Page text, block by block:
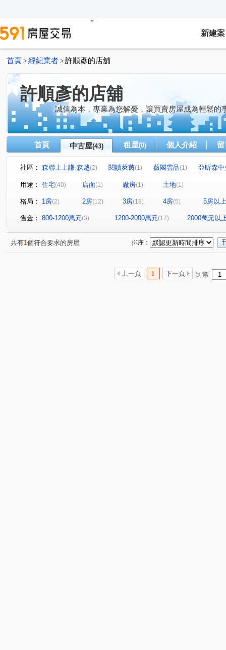
新建案
首頁 > 經紀業者 > 許順彥的店舖
許順彥的店舖
誠信為本，專業為您解憂，讓買賣房屋成為輕鬆的
首頁 中古屋(43) 租屋(0) 個人介紹
社區： 森聯上上謙-森越(2) 閱讀萊茵(1) 薇閣雲品(1)
亞昕森中
法國之星
薇瓦第 新東方花園
麗寶快樂家 巴黎香頌 (1) 法國四季(1) Classy Home
合遠新天地(1) 大耀首璽(1) 春城麗池(1) 城中大璽(1)
芳彬家華廈區(1) 晴空樹(1) 晴空樹(1)
長耀PARK/長耀
國家一號院(1) 鉑金-大觀天下NO.2 (1) 椿之林(1)
國瑋
龍泉六街(1) 東湖路(1) 富貴路(1) 南勢六街(1)
環西
公園路 (2) 文青路 信義路(1)
南
用途： 住宅(40) 店面(1) 廠房(1) 土地(1)
格局： 1房(2) 2房(12) 3房(18) 4房(5) 5房以上
售金： 800-1200萬元(3) 1200-2000萬元(17) 2000萬元以
共有1個符合要求的房屋 排序：
上一頁 1 下一頁 到第